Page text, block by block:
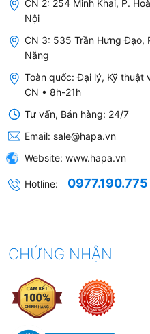
3. Tiêu chuẩn
Bộ Lọc Thô 3M
AP055T
CN 2: 254 Minh Khai, P.
Nội
CN 3: 535 Trần Hưng Đạo,
Nẵng
Toàn quốc: Đại lý, Kỹ thuật
CN • 8h-21h
Tư vấn, Bán hàng: 24/7
Email: sale@hapa.vn
Website: www.hapa.vn
Hotline: 0977.190.775
CHỨNG NHẬN